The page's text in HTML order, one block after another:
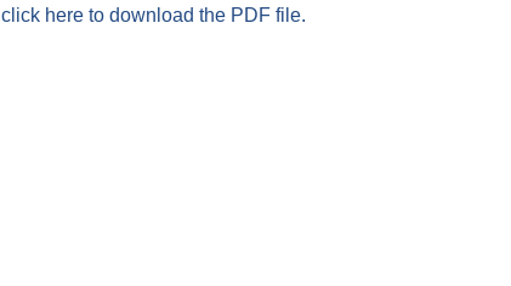
click here to download the PDF file.